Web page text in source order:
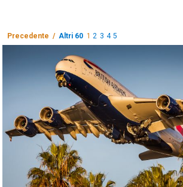
Precedente / Altri 60 1 2 3 4 5